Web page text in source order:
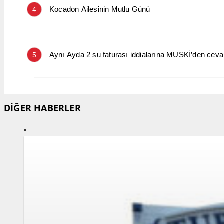
4 Kocadon Ailesinin Mutlu Günü
5 Aynı Ayda 2 su faturası iddialarına MUSKİ’den
DİĞER HABERLER